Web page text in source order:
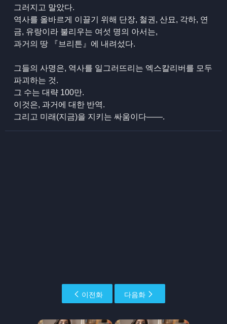
그러지고 말았다.
역사를 올바르게 이끌기 위해 단장, 철권, 산묘, 각하, 연
금, 유랑이라 불리우는 여섯 명의 아서는,
과거의 땅 『브리튼』에 내려섰다.
그들의 사명은, 역사를 일그러뜨리는 엑스칼리버를 모두
파괴하는 것.
그 수는 대략 100만.
이것은, 과거에 대한 반역.
그리고 미래(지금)을 지키는 싸움이다――.
이전화 다음화